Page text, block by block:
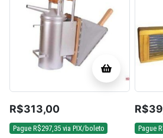
R$313,00
Pague R$297,35 via PIX/boleto
R$
Pague